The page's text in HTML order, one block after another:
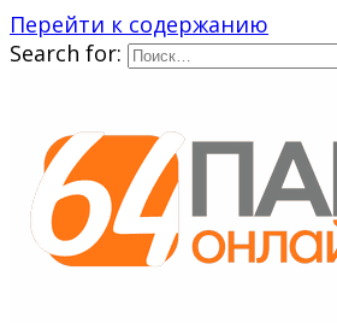
Перейти к содержанию
Search for: